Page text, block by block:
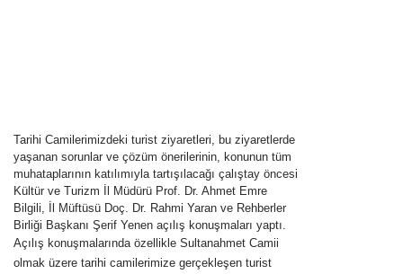
Tarihi Camilerimizdeki turist ziyaretleri, bu ziyaretlerde
yaşanan sorunlar ve çözüm önerilerinin, konunun tüm
muhataplarının katılımıyla tartışılacağı çalıştay öncesi
Kültür ve Turizm İl Müdürü Prof. Dr. Ahmet Emre
Bilgili, İl Müftüsü Doç. Dr. Rahmi Yaran ve Rehberler
Birliği Başkanı Şerif Yenen açılış konuşmaları yaptı.
Açılış konuşmalarında özellikle Sultanahmet Camii
olmak üzere tarihi camilerimize gerçekleşen turist